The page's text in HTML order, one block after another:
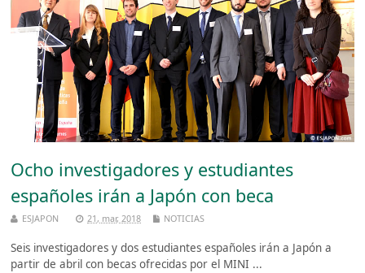
Ocho investigadores y estudiantes
españoles irán a Japón con beca
ESJAPON 21, mar, 2018 NOTICIAS
Seis investigadores y dos estudiantes españoles irán a Japón a
partir de abril con becas ofrecidas por el MINI ...